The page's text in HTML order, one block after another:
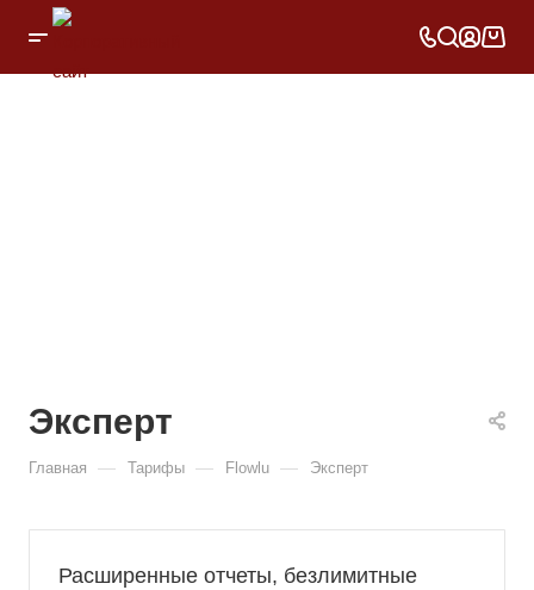
Эксперт
Главная — Тарифы — Flowlu — Эксперт
Расширенные отчеты, безлимитные